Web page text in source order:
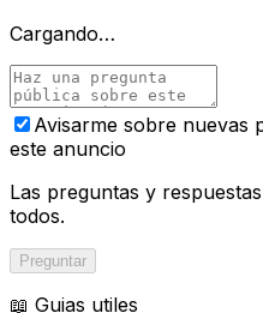
Cargando…
Avisarme sobre nuevas
este anuncio
Las preguntas y
todos.
Preguntar
📖 Guias utiles